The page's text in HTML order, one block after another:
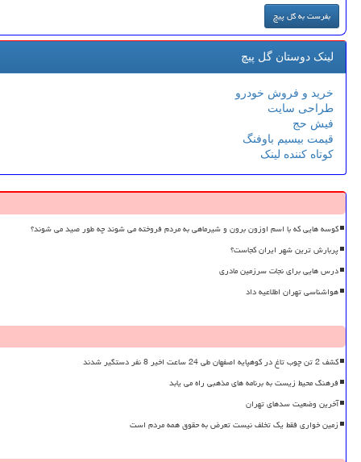
لینک دوستان گل پیچ
خرید و فروش خودرو
طراحی سایت
فیش حج
قیمت بیسیم باوفنگ
کوتاه کننده لینک
کوسه هایی که با اسم اوزون برون و شیرماهی به مردم فروخته می شوند چه طور صید می شوند؟
پربارش ترین شهر ایران کجاست؟
درس هایی برای نجات سرزمین مادری
هواشناسی تهران اطلاعیه داد
کشف 2 تن چوب تاغ در کوهپایه اصفهان طی 24 ساعت اخیر 8 نفر دستگیر شدند
فرهنگ محیط زیست به برنامه های مذهبی راه می یابد
آخرین وضعیت سدهای تهران
زمین خواری فقط یک تخلف نیست تعرض به حقوق همه مردم است